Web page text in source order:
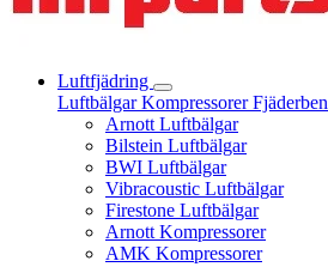
Luftfjädring
LuftbälgarKompressorerFjäderben
Arnott Luftbälgar
Bilstein Luftbälgar
BWI Luftbälgar
Vibracoustic Luftbälgar
Firestone Luftbälgar
Arnott Kompressorer
AMK Kompressorer